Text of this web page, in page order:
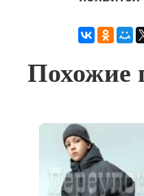
Похожие